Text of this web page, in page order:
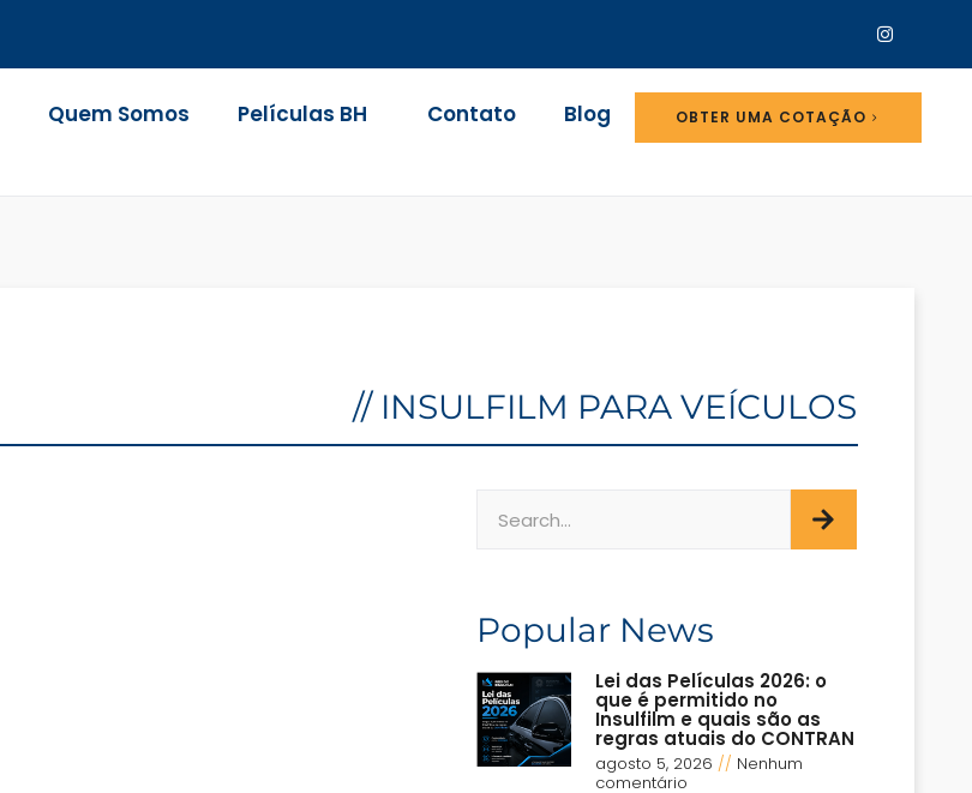
Quem Somos Películas BH Contato Blog OBTER UMA COTAÇÃO
// INSULFILM PARA VEÍCULOS
Popular News
Lei das Películas 2026: o
que é permitido no
Insulfilm e quais são as
regras atuais do CONTRAN
agosto 5, 2026
Nenhum
comentário